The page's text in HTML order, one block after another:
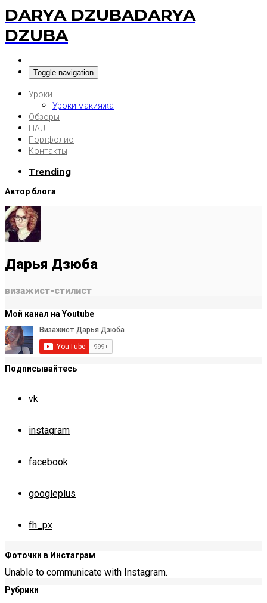
DARYA DZUBADARYA
DZUBA
Toggle navigation
Уроки
Уроки макияжа
Обзоры
HAUL
Портфолио
Контакты
Trending
Автор блога
Дарья Дзюба
визажист-стилист
Мой канал на Youtube
Подписывайтесь
vk
instagram
facebook
googleplus
fh_px
Фоточки в Инстаграм
Unable to communicate with Instagram.
Рубрики